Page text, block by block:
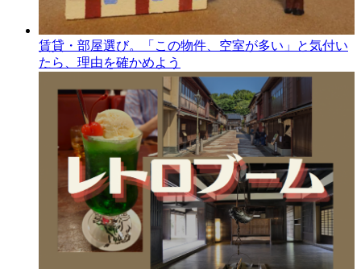
賃貸・部屋選び。「この物件、空室が多い」と気付い
たら、理由を確かめよう